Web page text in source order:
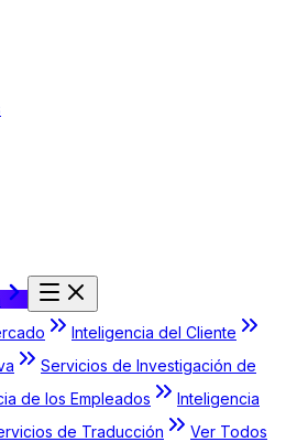
Inteligencia del Cliente
Servicios de Investigación de
de los Empleados
Inteligencia
de Traducción
Ver Todos